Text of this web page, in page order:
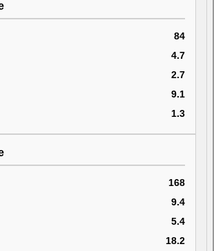
84
4.7
2.7
9.1
1.3
168
9.4
5.4
18.2